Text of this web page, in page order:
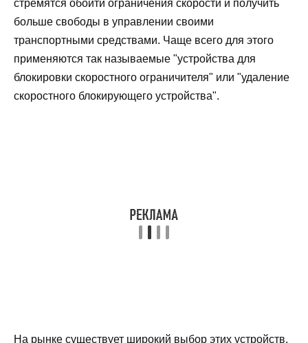
стремятся обойти ограничения скорости и получить
больше свободы в управлении своими
транспортными средствами. Чаще всего для этого
применяются так называемые "устройства для
блокировки скоростного ограничителя" или "удаление
скоростного блокирующего устройства".
На рынке существует широкий выбор этих устройств,